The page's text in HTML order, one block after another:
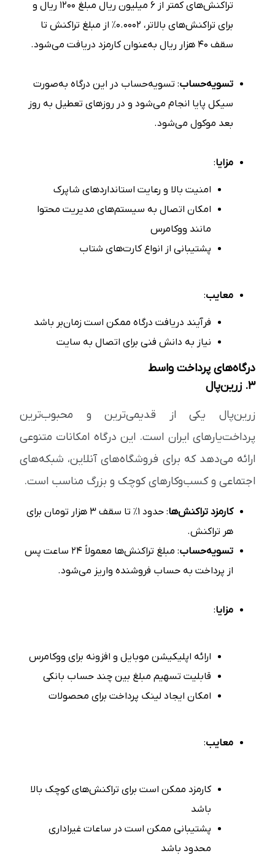
تراکنش‌های کمتر از ۶ میلیون ریال مبلغ ۱۲۰۰ ریال و
برای تراکنش‌های بالاتر، ۰.۰۰۰۲٪ از مبلغ تراکنش تا
سقف ۴۰ هزار ریال به‌عنوان کارمزد دریافت می‌شود.
تسویه‌حساب: تسویه‌حساب در این درگاه به‌صورت
سیکل پایا انجام می‌شود و در روزهای تعطیل به روز
بعد موکول می‌شود.
مزایا:
امنیت بالا و رعایت استانداردهای شاپرک
امکان اتصال به سیستم‌های مدیریت محتوا
مانند ووکامرس
پشتیبانی از انواع کارت‌های شتاب
معایب:
فرآیند دریافت درگاه ممکن است زمان‌بر باشد
نیاز به دانش فنی برای اتصال به سایت
درگاه‌های پرداخت واسط
۳. زرین‌پال
زرین‌پال یکی از قدیمی‌ترین و محبوب‌ترین
پرداخت‌یارهای ایران است. این درگاه امکانات متنوعی
ارائه می‌دهد که برای فروشگاه‌های آنلاین، شبکه‌های
اجتماعی و کسب‌وکارهای کوچک و بزرگ مناسب است.
کارمزد تراکنش‌ها
: حدود ۱٪ تا سقف ۳ هزار تومان برای
هر تراکنش.
تسویه‌حساب
: مبلغ تراکنش‌ها معمولاً ۲۴ ساعت پس
از پرداخت به حساب فروشنده واریز می‌شود.
مزایا:
ارائه اپلیکیشن موبایل و افزونه برای ووکامرس
قابلیت تسهیم مبلغ بین چند حساب بانکی
امکان ایجاد لینک پرداخت برای محصولات
معایب:
کارمزد ممکن است برای تراکنش‌های کوچک بالا
باشد
پشتیبانی ممکن است در ساعات غیراداری
محدود باشد